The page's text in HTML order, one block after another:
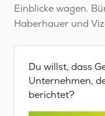
Einblicke wagen.
Haberhauer und
Du willst, dass
Unternehmen,
berichtet?